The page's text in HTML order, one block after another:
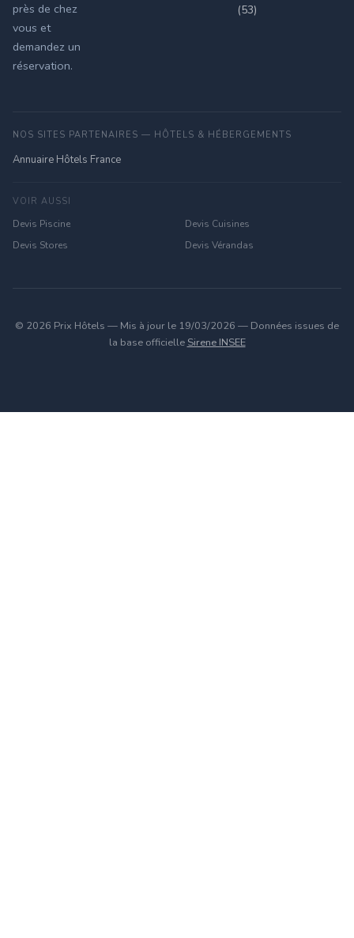
près de chez
vous et
demandez un
réservation.
(53)
NOS SITES PARTENAIRES — HÔTELS & HÉBERGEMENTS
Annuaire Hôtels France
VOIR AUSSI
Devis Piscine
Devis Cuisines
Devis Stores
Devis Vérandas
© 2026 Prix Hôtels — Mis à jour le 19/03/2026 — Données issues de
la base officielle Sirene INSEE